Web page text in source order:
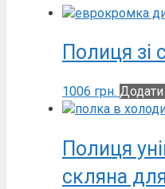
Полиця зі
1006 грн.
Полиця
скляна